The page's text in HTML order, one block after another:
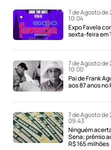
7 de Agosto de
10:04
Expo Favela
sexta-feira em
7 de Agosto de
10:00
Pai de Frank
aos 87 anos no
7 de Agosto de
09:43
Ninguém
Sena; prêmio
R$ 165 milhões